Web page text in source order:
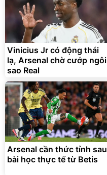
Unmute
Vali Bamozo Khung Nhôm
9066 Size 20/24/28 Cao
Cấp
1.000.000 đ
825.000đ
Flash Sale
Vinicius Jr có động thái
lạ, Arsenal chờ cướp ngôi
sao Real
Arsenal cần thức tỉnh sau
bài học thực tế từ Betis